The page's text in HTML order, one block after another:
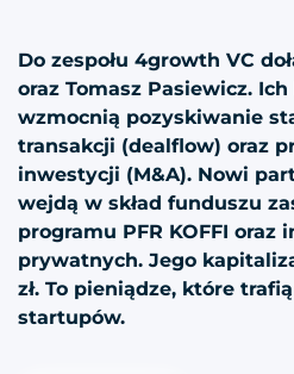
Do zespołu 4growth VC
oraz Tomasz Pasiewicz.
wzmocnią pozyskiwanie
transakcji (dealflow) oraz
inwestycji (M&A). Nowi
wejdą w skład funduszu
programu PFR KOFFI oraz
prywatnych. Jego
zł. To pieniądze, które
startupów.